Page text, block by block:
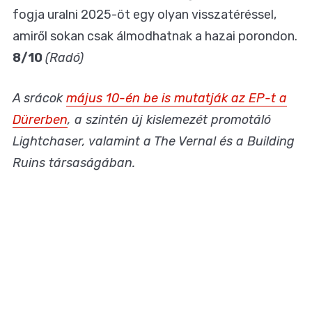
fogja uralni 2025-öt egy olyan visszatéréssel,
amiről sokan csak álmodhatnak a hazai porondon.
8/10(Radó)
A srácokmájus 10-én be is mutatják az EP-t a
Dürerben, a szintén új kislemezét promotáló
Lightchaser, valamint a The Vernal és a Building
Ruins társaságában.